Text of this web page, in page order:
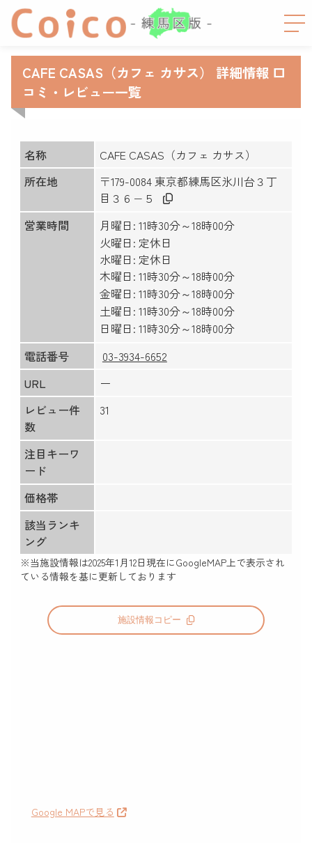
CAFE CASAS（カフェ カサス） 詳細情報 口
コミ・レビュー一覧
名称
CAFE CASAS（カフェ カサス）
所在地
〒179-0084 東京都練馬区氷川台３丁
目３６−５
営業時間
月曜日: 11時30分～18時00分
火曜日: 定休日
水曜日: 定休日
木曜日: 11時30分～18時00分
金曜日: 11時30分～18時00分
土曜日: 11時30分～18時00分
日曜日: 11時30分～18時00分
電話番号
03-3934-6652
URL
ー
レビュー件
数
31
注目キーワ
ード
価格帯
該当ランキ
ング
※当施設情報は2025年1月12日現在にGoogleMAP上で表示され
ている情報を基に更新しております
施設情報コピー
Google MAPで見る